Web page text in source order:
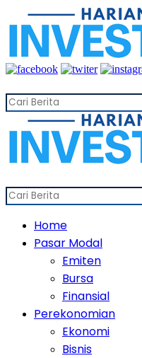
Home
Pasar Modal
Emiten
Bursa
Finansial
Perekonomian
Ekonomi
Bisnis